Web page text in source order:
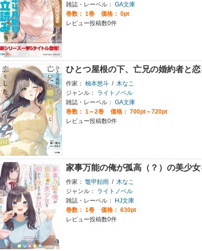
雑誌・レーベル： GA文庫
巻数： 1巻
価格： 0pt
レビュー投稿数0件
ひとつ屋根の下、亡兄の婚約者と恋
作家： 柚本悠斗 / 木なこ
ジャンル：
ライトノベル
雑誌・レーベル： GA文庫
巻数： 1～2巻
価格： 700pt～720pt
レビュー投稿数0件
家事万能の俺が孤高（？）の美少
作家： 鼈甲飴雨 / 木なこ
ジャンル：
ライトノベル
雑誌・レーベル：
HJ文庫
巻数： 1巻
価格： 630pt
レビュー投稿数0件